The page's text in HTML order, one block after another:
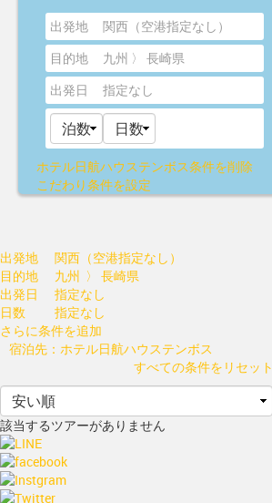
出発地
関西（空港指定なし）
目的地
九州 〉 長崎県
出発日
指定なし
ホテル日航ハウステンボス条件を削除
こだわり条件を設定
出発地
関西（空港指定なし）
目的地
九州 〉 長崎県
出発日
指定なし
日数
指定なし
さらに条件を追加
宿泊先：ホテル日航ハウステンボス
すべての条件をリセット
該当するツアーがありません